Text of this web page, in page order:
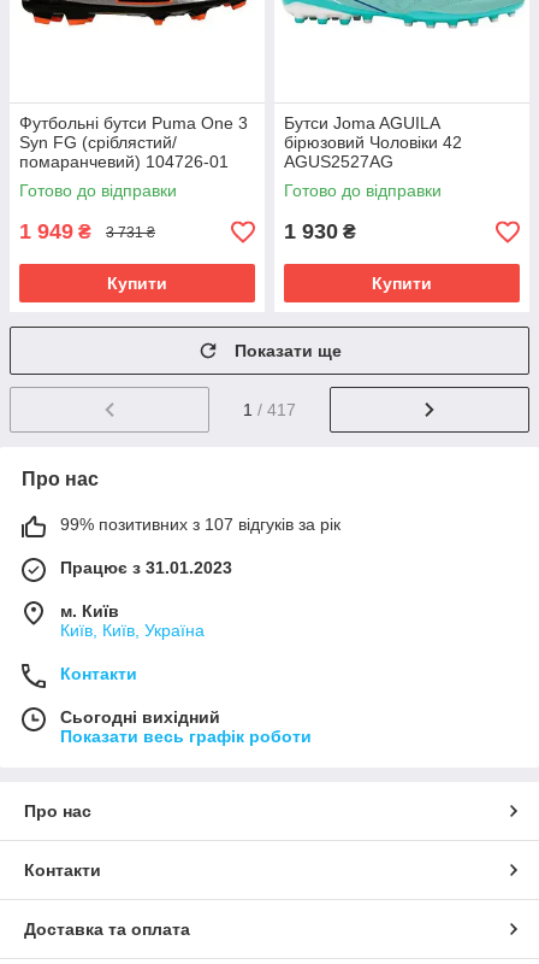
Футбольні бутси Puma One 3
Syn FG (сріблястий/
помаранчевий) 104726-01
Розмір EU: 46
Готово до відправки
1 949 ₴ 3 731 ₴
Купити
Бутси Joma AGUILA
бірюзовий Чоловіки 42
AGUS2527AG
Готово до відправки
1 930 ₴
Купити
Показати ще
1 / 417
Про нас
99% позитивних з 107 відгуків за рік
Працює з 31.01.2023
м. Київ
Київ, Київ, Україна
Контакти
Сьогодні вихідний
Показати весь графік роботи
Про нас
Контакти
Доставка та оплата